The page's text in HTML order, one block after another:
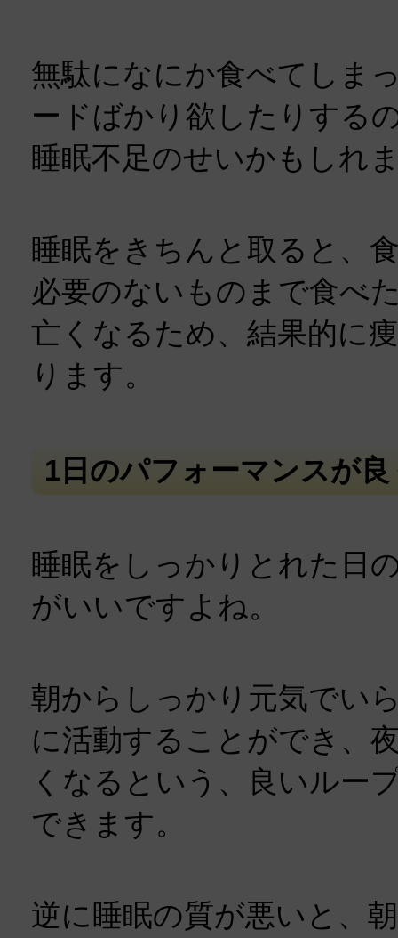
無駄になにか食べてしま
ードばかり欲したりする
睡眠不足のせいかもしれ
睡眠をきちんと取ると、
必要のないものまで食べ
亡くなるため、結果的に
ります。
1日のパフォーマンスが
睡眠をしっかりとれた日
がいいですよね。
朝からしっかり元気でい
に活動することができ、
くなるという、良いルー
できます。
逆に睡眠の質が悪いと、